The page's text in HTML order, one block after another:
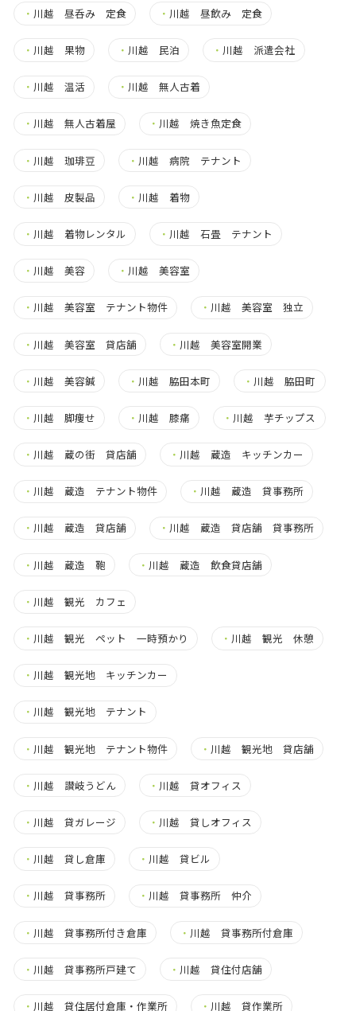
・ 川越 昼呑み 定食 ・ 川越 昼飲み 定食
・ 川越 果物 ・ 川越 民泊 ・ 川越 派遣会社
・ 川越 温活 ・ 川越 無人古着
・ 川越 無人古着屋 ・ 川越 焼き魚定食
・ 川越 珈琲豆 ・ 川越 病院 テナント
・ 川越 皮製品 ・ 川越 着物
・ 川越 着物レンタル ・ 川越 石畳 テナント
・ 川越 美容 ・ 川越 美容室
・ 川越 美容室 テナント物件 ・ 川越 美容室 独立
・ 川越 美容室 貸店舗 ・ 川越 美容室開業
・ 川越 美容鍼 ・ 川越 脇田本町 ・ 川越 脇田町
・ 川越 脚痩せ ・ 川越 膝痛 ・ 川越 芋チップス
・ 川越 蔵の街 貸店舗 ・ 川越 蔵造 キッチンカー
・ 川越 蔵造 テナント物件 ・ 川越 蔵造 貸事務所
・ 川越 蔵造 貸店舗 ・ 川越 蔵造 貸店舗 貸事務所
・ 川越 蔵造 鞄 ・ 川越 蔵造 飲食貸店舗
・ 川越 観光 カフェ
・ 川越 観光 ペット 一時預かり ・ 川越 観光 休憩
・ 川越 観光地 キッチンカー
・ 川越 観光地 テナント
・ 川越 観光地 テナント物件 ・ 川越 観光地 貸店舗
・ 川越 讃岐うどん ・ 川越 貸オフィス
・ 川越 貸ガレージ ・ 川越 貸しオフィス
・ 川越 貸し倉庫 ・ 川越 貸ビル
・ 川越 貸事務所 ・ 川越 貸事務所 仲介
・ 川越 貸事務所付き倉庫 ・ 川越 貸事務所付倉庫
・ 川越 貸事務所戸建て ・ 川越 貸住付店舗
・ 川越 貸住居付倉庫・作業所 ・ 川越 貸作業所